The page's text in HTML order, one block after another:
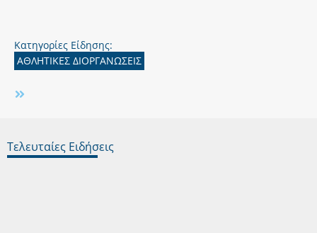
Κατηγορίες Είδησης:
ΑΘΛΗΤΙΚΕΣ ΔΙΟΡΓΑΝΩΣΕΙΣ
Τελευταίες Ειδήσεις